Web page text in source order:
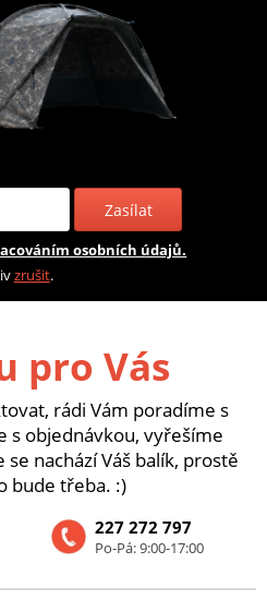
Zasílat
osobních údajů.
zrušit.
pro Vás
rádi Vám poradíme s
s objednávkou, vyřešíme
nachází Váš balík, prostě
bude třeba. :)
227 272 797
Po-Pá: 9:00-17:00